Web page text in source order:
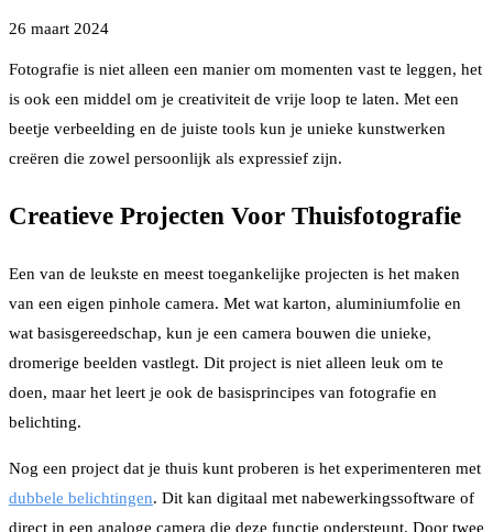
26 maart 2024
Fotografie is niet alleen een manier om momenten vast te leggen, het
is ook een middel om je creativiteit de vrije loop te laten. Met een
beetje verbeelding en de juiste tools kun je unieke kunstwerken
creëren die zowel persoonlijk als expressief zijn.
Creatieve Projecten Voor Thuisfotografie
Een van de leukste en meest toegankelijke projecten is het maken
van een eigen pinhole camera. Met wat karton, aluminiumfolie en
wat basisgereedschap, kun je een camera bouwen die unieke,
dromerige beelden vastlegt. Dit project is niet alleen leuk om te
doen, maar het leert je ook de basisprincipes van fotografie en
belichting.
Nog een project dat je thuis kunt proberen is het experimenteren met
dubbele belichtingen. Dit kan digitaal met nabewerkingssoftware of
direct in een analoge camera die deze functie ondersteunt. Door twee